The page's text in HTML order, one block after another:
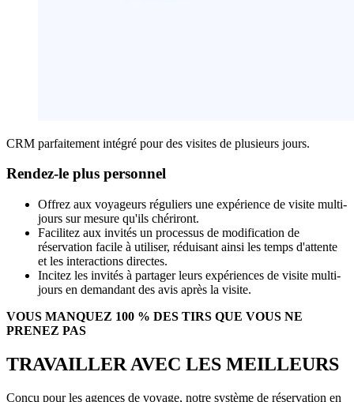
CRM parfaitement intégré pour des visites de plusieurs jours.
Rendez-le plus personnel
Offrez aux voyageurs réguliers une expérience de visite multi-
jours sur mesure qu'ils chériront.
Facilitez aux invités un processus de modification de
réservation facile à utiliser, réduisant ainsi les temps d'attente
et les interactions directes.
Incitez les invités à partager leurs expériences de visite multi-
jours en demandant des avis après la visite.
VOUS MANQUEZ 100 % DES TIRS QUE VOUS NE
PRENEZ PAS
TRAVAILLER AVEC LES MEILLEURS
Conçu pour les agences de voyage, notre système de réservation en